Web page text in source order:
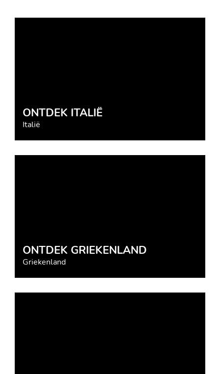
ONTDEK ITALIË
Italië
ONTDEK GRIEKENLAND
Griekenland